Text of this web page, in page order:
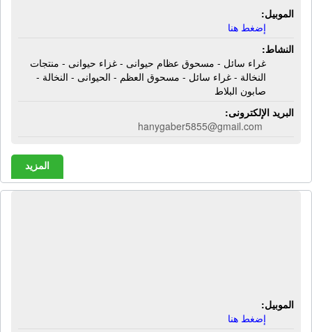
الموبيل:
إضغط هنا
النشاط:
غراء سائل - مسحوق عظام حيوانى - غزاء حيوانى - منتجات
النخالة - غراء سائل - مسحوق العظم - الحيوانى - النخالة -
صابون البلاط
البريد الإلكترونى:
hanygaber5855@gmail.com
المزيد
الموبيل:
إضغط هنا